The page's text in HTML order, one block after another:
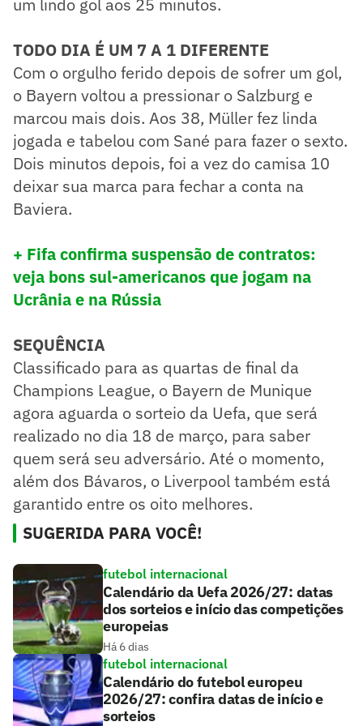
TODO DIA É UM 7 A 1 DIFERENTE
Com o orgulho ferido depois de sofrer um gol,
o Bayern voltou a pressionar o Salzburg e
marcou mais dois. Aos 38, Müller fez linda
jogada e tabelou com Sané para fazer o sexto.
Dois minutos depois, foi a vez do camisa 10
deixar sua marca para fechar a conta na
Baviera.
+ Fifa confirma suspensão de contratos:
veja bons sul-americanos que jogam na
Ucrânia e na Rússia
SEQUÊNCIA
​Classificado para as quartas de final da
Champions League, o Bayern de Munique
agora aguarda o sorteio da Uefa, que será
realizado no dia 18 de março, para saber
quem será seu adversário. Até o momento,
além dos Bávaros, o Liverpool também está
garantido entre os oito melhores.
SUGERIDA PARA VOCÊ!
futebol internacional
Calendário da Uefa 2026/27: datas
dos sorteios e início das competições
europeias
Há 6 dias
futebol internacional
Calendário do futebol europeu
2026/27: confira datas de início e
sorteios